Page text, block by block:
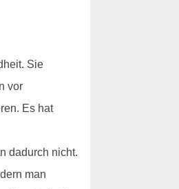
Sie
vor
Es hat
dadurch nicht.
man